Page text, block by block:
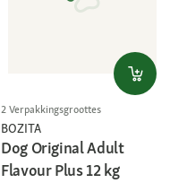
2 Verpakkingsgroottes
BOZITA
Dog Original Adult
Flavour Plus 12 kg